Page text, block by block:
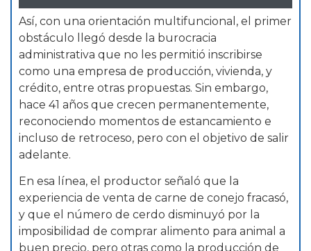
Así, con una orientación multifuncional, el primer
obstáculo llegó desde la burocracia
administrativa que no les permitió inscribirse
como una empresa de producción, vivienda, y
crédito, entre otras propuestas. Sin embargo,
hace 41 años que crecen permanentemente,
reconociendo momentos de estancamiento e
incluso de retroceso, pero con el objetivo de salir
adelante.
En esa línea, el productor señaló que la
experiencia de venta de carne de conejo fracasó,
y que el número de cerdo disminuyó por la
imposibilidad de comprar alimento para animal a
buen precio, pero otras como la producción de